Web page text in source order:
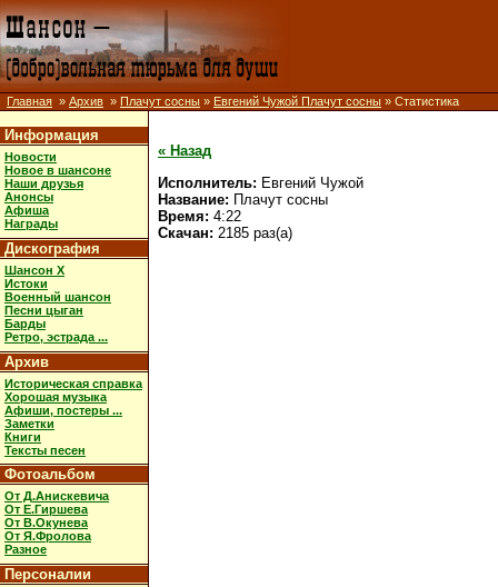
Главная » Архив » Плачут сосны » Евгений Чужой Плачут сосны » Статистика
Информация
Новости
Новое в шансоне
Наши друзья
Анонсы
Афиша
Награды
Дискография
Шансон X
Истоки
Военный шансон
Песни цыган
Барды
Ретро, эстрада ...
Архив
Историческая справка
Хорошая музыка
Афиши, постеры ...
Заметки
Книги
Тексты песен
Фотоальбом
От Д.Анискевича
От Е.Гиршева
От В.Окунева
От Я.Фролова
Разное
Персоналии
« Назад
Исполнитель: Евгений Чужой
Название: Плачут сосны
Время: 4:22
Скачан: 2185 раз(а)